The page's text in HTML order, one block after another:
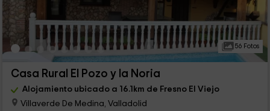
56 Fotos
Casa Rural El Pozo y la Noria
Alojamiento ubicado a 16.1km de Fresno El Viejo
Villaverde De Medina, Valladolid